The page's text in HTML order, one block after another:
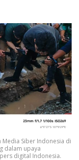
Siber Indonesia di
dalam upaya
digital Indonesia.